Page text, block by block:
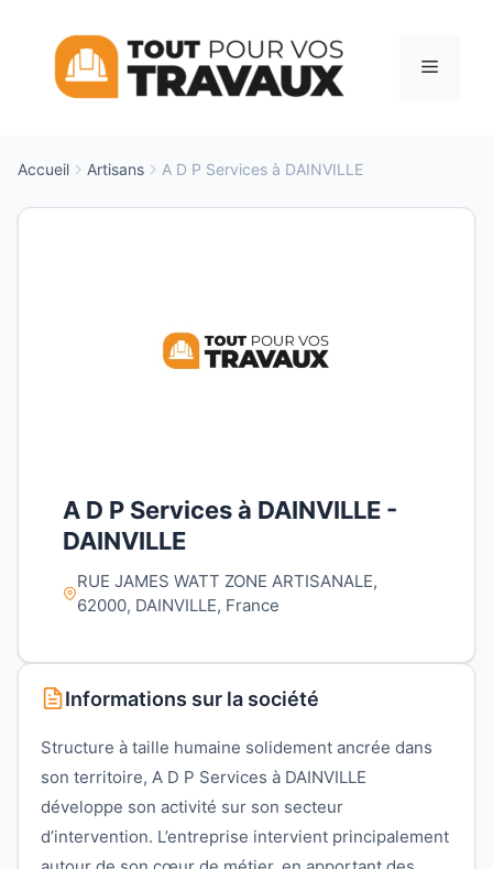
contenu
Menu
Accueil Artisans A D P Services à DAINVILLE
A D P Services à DAINVILLE -
DAINVILLE
RUE JAMES WATT ZONE ARTISANALE,
62000, DAINVILLE, France
Informations sur la société
Structure à taille humaine solidement ancrée dans
son territoire, A D P Services à DAINVILLE
développe son activité sur son secteur
d’intervention. L’entreprise intervient principalement